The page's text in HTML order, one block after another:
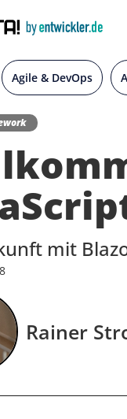
Agile & DevOps
mit
Rainer